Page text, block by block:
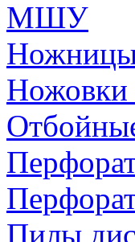
МШУ
Ножницы
Ножовки
Пилы